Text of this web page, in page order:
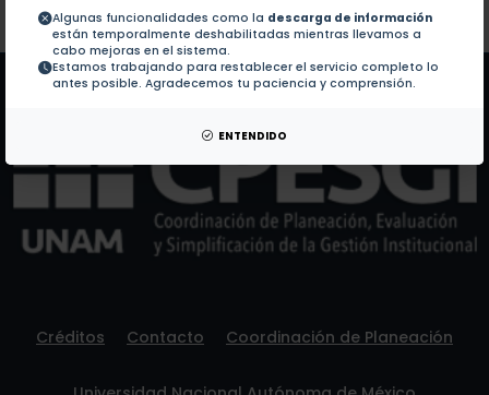
Algunas funcionalidades como la descarga de información
están temporalmente deshabilitadas mientras llevamos a
cabo mejoras en el sistema.
Estamos trabajando para restablecer el servicio completo lo
antes posible. Agradecemos tu paciencia y comprensión.
ENTENDIDO
Patentes: No hay patentes de este autor.
Créditos Contacto Coordinación de Planeación